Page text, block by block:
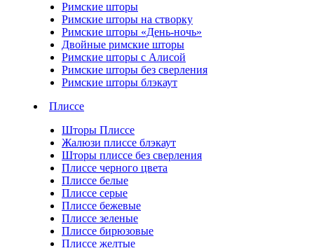
Римские шторы
Римские шторы на створку
Римские шторы «День-ночь»
Двойные римские шторы
Римские шторы с Алисой
Римские шторы без сверления
Римские шторы блэкаут
Плиссе
Шторы Плиссе
Жалюзи плиссе блэкаут
Шторы плиссе без сверления
Плиссе черного цвета
Плиссе белые
Плиссе серые
Плиссе бежевые
Плиссе зеленые
Плиссе бирюзовые
Плиссе желтые